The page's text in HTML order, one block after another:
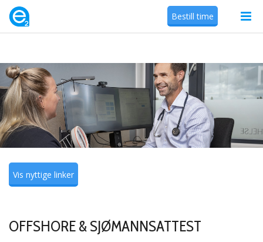
Bestill time
Vis nyttige linker
OFFSHORE & SJØMANNSATTEST